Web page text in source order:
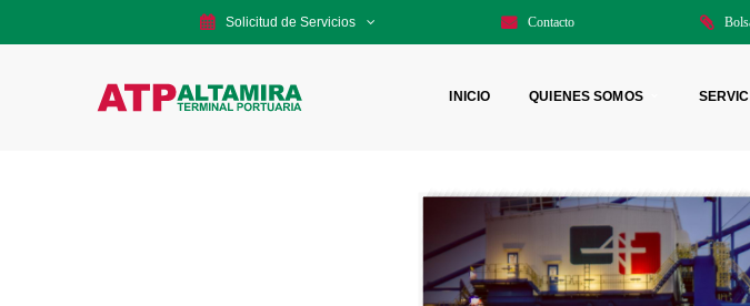
Solicitud de Servicios Contacto
INICIO QUIENES SOMOS